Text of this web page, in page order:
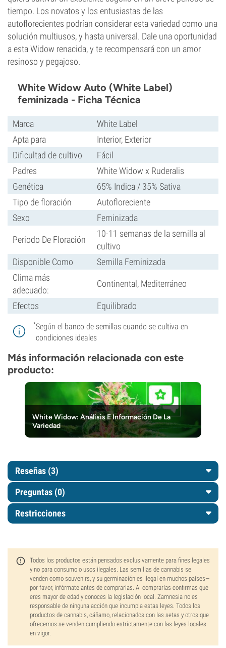
tiempo. Los novatos y los entusiastas de las
autoflorecientes podrían considerar esta variedad como una
solución multiusos, y hasta universal. Dale una oportunidad
a esta Widow renacida, y te recompensará con un amor
resinoso y pegajoso.
White Widow Auto (White Label)
feminizada - Ficha Técnica
Marca
White Label
Apta para
Interior, Exterior
Dificultad de cultivo
Fácil
Padres
White Widow x Ruderalis
Genética
65% Indica / 35% Sativa
Tipo de floración
Autofloreciente
Sexo
Feminizada
Periodo De Floración
10-11 semanas de la semilla al
cultivo
Disponible Como
Semilla Feminizada
Clima más
adecuado:
Continental, Mediterráneo
Efectos Equilibrado
*Según el banco de semillas cuando se cultiva en
condiciones ideales
Más información relacionada con este
producto:
White Widow: Análisis E Información De La
Variedad
Reseñas (3)
Preguntas (0)
Restricciones
Todos los productos están pensados exclusivamente para fines legales
y no para consumo o usos ilegales. Las semillas de cannabis se
venden como souvenirs, y su germinación es ilegal en muchos países—
por favor, infórmate antes de comprarlas. Al comprarlas confirmas que
eres mayor de edad y conoces la legislación local. Zamnesia no es
responsable de ninguna acción que incumpla estas leyes. Todos los
productos de cannabis, cáñamo, relacionados con las setas y otros que
ofrecemos se venden cumpliendo estrictamente con las leyes locales
en vigor.